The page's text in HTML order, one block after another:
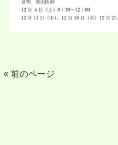
« 前のページ